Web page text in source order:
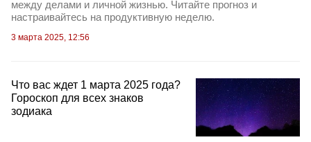
между делами и личной жизнью. Читайте прогноз и
настраивайтесь на продуктивную неделю.
3 марта 2025, 12:56
Что вас ждет 1 марта 2025 года?
Гороскоп для всех знаков
зодиака